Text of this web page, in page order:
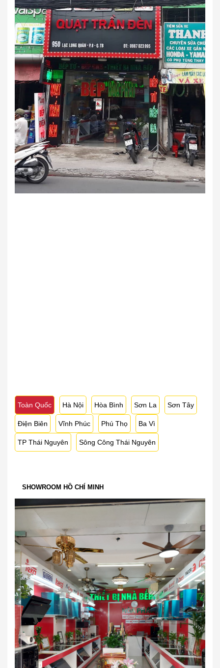
Toàn Quốc Hà Nội Hòa Bình Sơn La Sơn Tây
Điện Biên Vĩnh Phúc Phú Thọ Ba Vì
TP Thái Nguyên Sông Công Thái Nguyên
SHOWROOM HỒ CHÍ MINH